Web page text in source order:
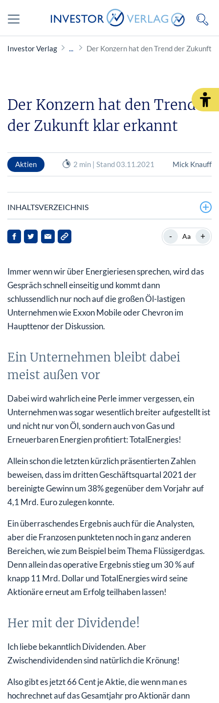
Investor Verlag Der Konzern hat den Trend der Zukunft
Der Konzern hat den Trend
der Zukunft klar erkannt
Aktien 2 min | Stand 03.11.2021 Mick Knauff
INHALTSVERZEICHNIS
Ein Unternehmen bleibt dabei meist außen vor
Analysten passen langsam ihre Schätzungen an
- Aa +
Immer wenn wir über Energieriesen sprechen, wird das
Gespräch schnell einseitig und kommt dann
schlussendlich nur noch auf die großen Öl-lastigen
Unternehmen wie Exxon Mobile oder Chevron im
Haupttenor der Diskussion.
Ein Unternehmen bleibt dabei
meist außen vor
Dabei wird wahrlich eine Perle immer vergessen, ein
Unternehmen was sogar wesentlich breiter aufgestellt ist
und nicht nur von Öl, sondern auch von Gas und
Erneuerbaren Energien profitiert: TotalEnergies!
Allein schon die letzten kürzlich präsentierten Zahlen
beweisen, dass im dritten Geschäftsquartal 2021 der
bereinigte Gewinn um 38% gegenüber dem Vorjahr auf
4,1 Mrd. Euro zulegen konnte.
Ein überraschendes Ergebnis auch für die Analysten,
aber die Franzosen punkteten noch in ganz anderen
Bereichen, wie zum Beispiel beim Thema Flüssigerdgas.
Denn allein das operative Ergebnis stieg um 30 % auf
knapp 11 Mrd. Dollar und TotalEnergies wird seine
Aktionäre erneut am Erfolg teilhaben lassen!
Her mit der Dividende!
Ich liebe bekanntlich Dividenden. Aber
Zwischendividenden sind natürlich die Krönung!
Also gibt es jetzt 66 Cent je Aktie, die wenn man es
hochrechnet auf das Gesamtjahr pro Aktionär dann